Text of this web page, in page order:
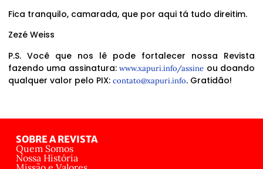
Fica tranquilo, camarada, que por aqui tá tudo direitim.
Zezé Weiss
P.S. Você que nos lê pode fortalecer nossa Revista
fazendo uma assinatura:www.xapuri.info/assine ou doando
qualquer valor pelo PIX: contato@xapuri.info. Gratidão!
SOBRE A REVISTA
Quem Somos
Nossa História